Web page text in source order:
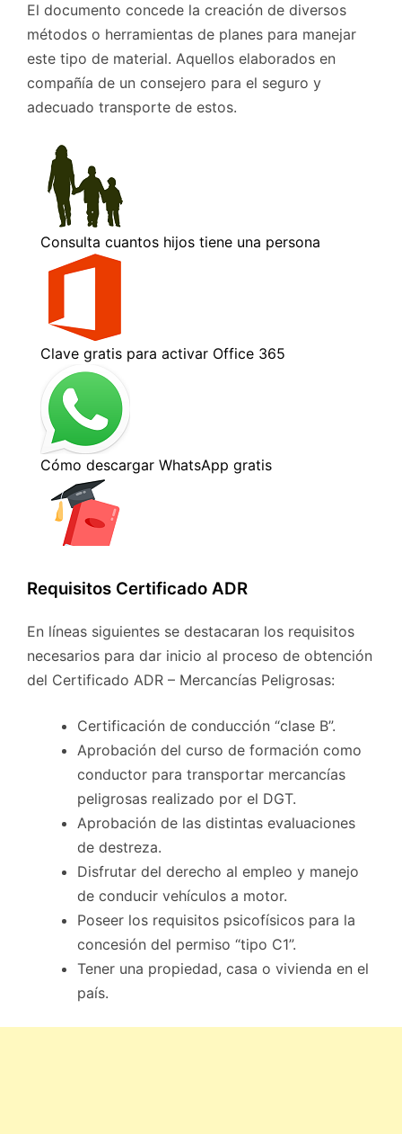
El documento concede la creación de diversos
métodos o herramientas de planes para manejar
este tipo de material. Aquellos elaborados en
compañía de un consejero para el seguro y
adecuado transporte de estos.
Requisitos Certificado ADR
En líneas siguientes se destacaran los requisitos
necesarios para dar inicio al proceso de obtención
del Certificado ADR – Mercancías Peligrosas:
Certificación de conducción “clase B”.
Aprobación del curso de formación como
conductor para transportar mercancías
peligrosas realizado por el DGT.
Aprobación de las distintas evaluaciones
de destreza.
Disfrutar del derecho al empleo y manejo
de conducir vehículos a motor.
Poseer los requisitos psicofísicos para la
concesión del permiso “tipo C1”.
Tener una propiedad, casa o vivienda en el
país.